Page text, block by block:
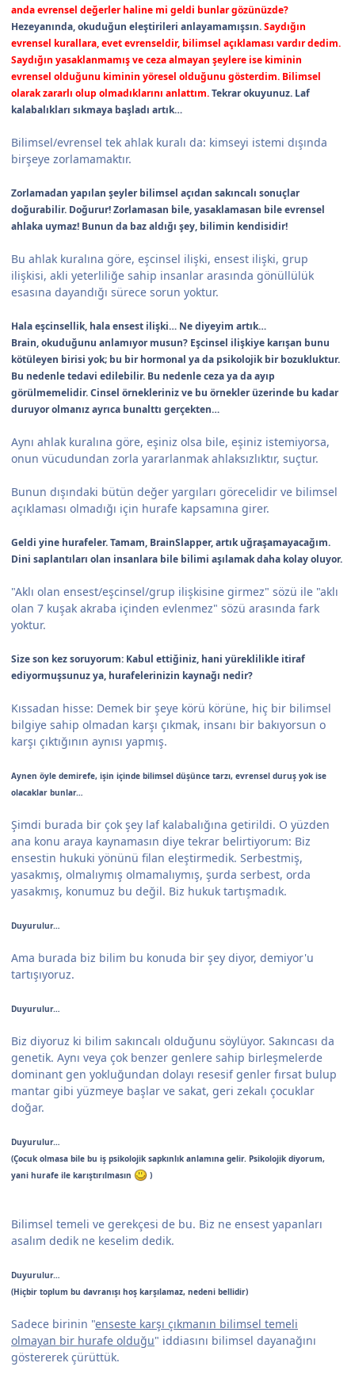
anda evrensel değerler haline mi geldi bunlar gözünüzde?
Hezeyanında, okuduğun eleştirileri anlayamamışsın.Saydığın
evrensel kurallara, evet evrenseldir, bilimsel açıklaması vardır dedim.
Saydığın yasaklanmamış ve ceza almayan şeylere ise kiminin
evrensel olduğunu kiminin yöresel olduğunu gösterdim. Bilimsel
olarak zararlı olup olmadıklarını anlattım.Tekrar okuyunuz. Laf
kalabalıkları sıkmaya başladı artık…
Bilimsel/evrensel tek ahlak kuralı da: kimseyi istemi dışında
birşeye zorlamamaktır.
Zorlamadan yapılan şeyler bilimsel açıdan sakıncalı sonuçlar
doğurabilir. Doğurur! Zorlamasan bile, yasaklamasan bile evrensel
ahlaka uymaz! Bunun da baz aldığı şey, bilimin kendisidir!
Bu ahlak kuralına göre, eşcinsel ilişki, ensest ilişki, grup
ilişkisi, akli yeterliliğe sahip insanlar arasında gönüllülük
esasına dayandığı sürece sorun yoktur.
Hala eşcinsellik, hala ensest ilişki… Ne diyeyim artık…
Brain, okuduğunu anlamıyor musun? Eşcinsel ilişkiye karışan bunu
kötüleyen birisi yok; bu bir hormonal ya da psikolojik bir bozukluktur.
Bu nedenle tedavi edilebilir. Bu nedenle ceza ya da ayıp
görülmemelidir. Cinsel örnekleriniz ve bu örnekler üzerinde bu kadar
duruyor olmanız ayrıca bunalttı gerçekten…
Aynı ahlak kuralına göre, eşiniz olsa bile, eşiniz istemiyorsa,
onun vücudundan zorla yararlanmak ahlaksızlıktır, suçtur.
Bunun dışındaki bütün değer yargıları görecelidir ve bilimsel
açıklaması olmadığı için hurafe kapsamına girer.
Geldi yine hurafeler. Tamam, BrainSlapper, artık uğraşamayacağım.
Dini saplantıları olan insanlara bile bilimi aşılamak daha kolay oluyor.
"Aklı olan ensest/eşcinsel/grup ilişkisine girmez" sözü ile "aklı
olan 7 kuşak akraba içinden evlenmez" sözü arasında fark
yoktur.
Size son kez soruyorum: Kabul ettiğiniz, hani yüreklilikle itiraf
ediyormuşsunuz ya, hurafelerinizin kaynağı nedir?
Kıssadan hisse: Demek bir şeye körü körüne, hiç bir bilimsel
bilgiye sahip olmadan karşı çıkmak, insanı bir bakıyorsun o
karşı çıktığının aynısı yapmış.
Aynen öyle demirefe, işin içinde bilimsel düşünce tarzı, evrensel duruş yok ise
olacaklar bunlar…
Şimdi burada bir çok şey laf kalabalığına getirildi. O yüzden
ana konu araya kaynamasın diye tekrar belirtiyorum: Biz
ensestin hukuki yönünü filan eleştirmedik. Serbestmiş,
yasakmış, olmalıymış olmamalıymış, şurda serbest, orda
yasakmış, konumuz bu değil. Biz hukuk tartışmadık.
Duyurulur…
Ama burada biz bilim bu konuda bir şey diyor, demiyor'u
tartışıyoruz.
Duyurulur…
Biz diyoruz ki bilim sakıncalı olduğunu söylüyor. Sakıncası da
genetik. Aynı veya çok benzer genlere sahip birleşmelerde
dominant gen yokluğundan dolayı resesif genler fırsat bulup
mantar gibi yüzmeye başlar ve sakat, geri zekalı çocuklar
doğar.
Duyurulur…
(Çocuk olmasa bile bu iş psikolojik sapkınlık anlamına gelir. Psikolojik diyorum,
yani hurafe ile karıştırılmasın
)
Bilimsel temeli ve gerekçesi de bu. Biz ne ensest yapanları
asalım dedik ne keselim dedik.
Duyurulur…
(Hiçbir toplum bu davranışı hoş karşılamaz, nedeni bellidir)
Sadece birinin "enseste karşı çıkmanın bilimsel temeli
olmayan bir hurafe olduğu" iddiasını bilimsel dayanağını
göstererek çürüttük.